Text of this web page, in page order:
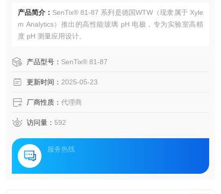
产品简介： SenTix® 81-87 系列是德国WTW（现隶属于 Xyle
m Analytics）推出的高性能玻璃 pH 电极，专为实验室高精
度 pH 测量应用设计。
产品型号： SenTix® 81-87
更新时间： 2025-05-23
厂商性质： 代理商
访问量： 592
服务热线